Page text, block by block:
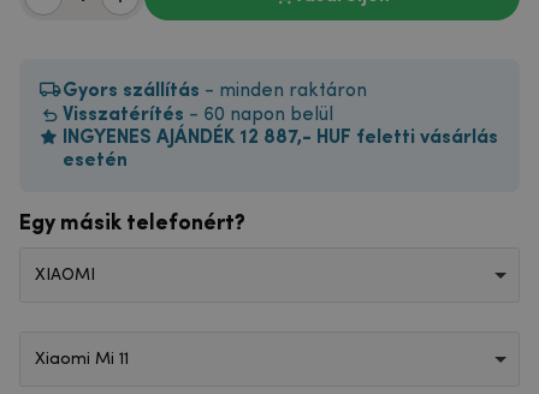
Gyors szállítás - minden raktáron
Visszatérítés - 60 napon belül
INGYENES AJÁNDÉK 12 887,- HUF feletti vásárlás
esetén
Egy másik telefonért?
XIAOMI
Xiaomi Mi 11